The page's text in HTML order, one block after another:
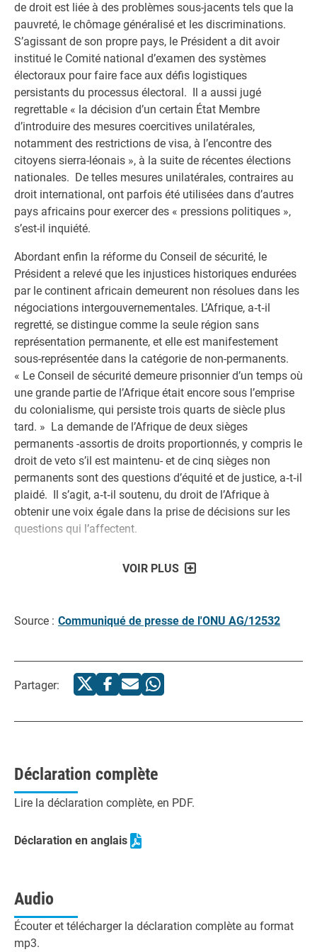
de droit est liée à des problèmes sous-jacents tels que la
pauvreté, le chômage généralisé et les discriminations.
S’agissant de son propre pays, le Président a dit avoir
institué le Comité national d’examen des systèmes
électoraux pour faire face aux défis logistiques
persistants du processus électoral. Il a aussi jugé
regrettable « la décision d’un certain État Membre
d’introduire des mesures coercitives unilatérales,
notamment des restrictions de visa, à l’encontre des
citoyens sierra-léonais », à la suite de récentes élections
nationales. De telles mesures unilatérales, contraires au
droit international, ont parfois été utilisées dans d’autres
pays africains pour exercer des « pressions politiques »,
s’est-il inquiété.
Abordant enfin la réforme du Conseil de sécurité, le
Président a relevé que les injustices historiques endurées
par le continent africain demeurent non résolues dans les
négociations intergouvernementales. L’Afrique, a‑t‑il
regretté, se distingue comme la seule région sans
représentation permanente, et elle est manifestement
sous-représentée dans la catégorie de non-permanents.
« Le Conseil de sécurité demeure prisonnier d’un temps où
une grande partie de l’Afrique était encore sous l’emprise
du colonialisme, qui persiste trois quarts de siècle plus
tard. » La demande de l’Afrique de deux sièges
permanents -assortis de droits proportionnés, y compris le
droit de veto s’il est maintenu- et de cinq sièges non
permanents sont des questions d’équité et de justice, a‑t‑il
plaidé. Il s’agit, a‑t‑il soutenu, du droit de l’Afrique à
obtenir une voix égale dans la prise de décisions sur les
questions qui l’affectent.
VOIR PLUS
Source : Communiqué de presse de l'ONU AG/12532
Partager:
Déclaration complète
Lire la déclaration complète, en PDF.
Déclaration en anglais
Audio
Écouter et télécharger la déclaration complète au format
mp3.